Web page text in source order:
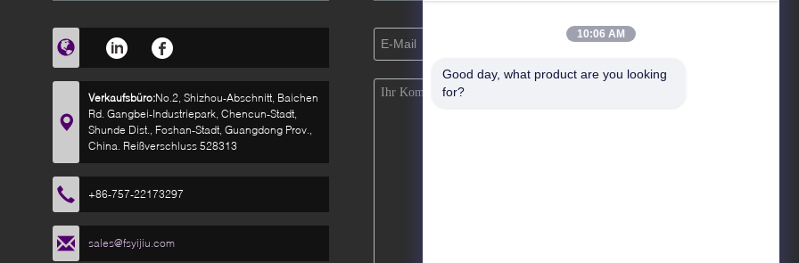
Verkaufsbüro:No.2, Shizhou-Abschnitt, Baichen
Rd. Gangbei-Industriepark, Chencun-Stadt,
Shunde Dist., Foshan-Stadt, Guangdong Prov.,
China. Reißverschluss 528313
+86-757-22173297
sales@fsyijiu.com
10:06 AM
Good day, what product are you looking
for?